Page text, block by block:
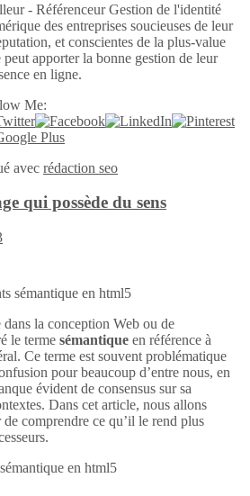
- Référenceur Gestion de l'identité
des entreprises soucieuses de leur
et conscientes de la plus-value
peut apporter la bonne gestion de leur
en ligne.
Me:
avec rédaction seo
qui possède du sens
la conception Web ou de
le terme sémantique en référence à
Ce terme est souvent problématique
pour beaucoup d’entre nous, en
évident de consensus sur sa
Dans cet article, nous allons
comprendre ce qu’il le rend plus
en html5